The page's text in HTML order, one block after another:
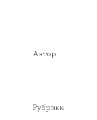
Автор
Рубрики